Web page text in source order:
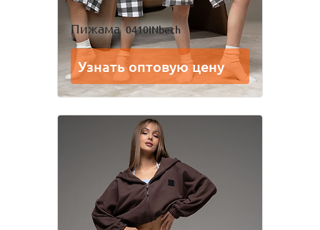
Футболка Шорты
Пижама 0410INbech
Узнать оптовую цену